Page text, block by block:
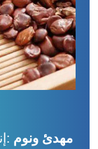
مهدئ ونوم :